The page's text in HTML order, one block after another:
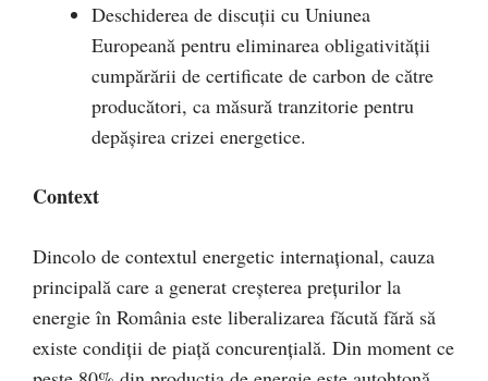
Deschiderea de discuții cu Uniunea
Europeană pentru eliminarea obligativității
cumpărării de certificate de carbon de către
producători, ca măsură tranzitorie pentru
depășirea crizei energetice.
Context
Dincolo de contextul energetic internațional, cauza
principală care a generat creșterea prețurilor la
energie în România este liberalizarea făcută fără să
existe condiții de piață concurențială. Din moment ce